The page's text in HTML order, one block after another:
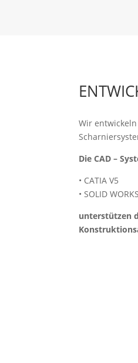
Wir
Die CAD –
• CATIA V5
• SOLID WORKS
unterstützen